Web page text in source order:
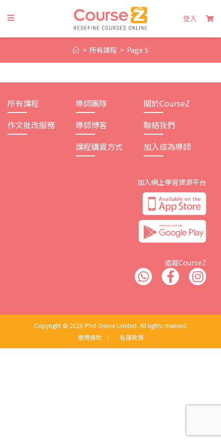
content
登入
> 所有課程 > Page 5
所有課程
作文批改服務
導師團隊
導師博客
課程購買方式
關於CourseZ
聯絡我們
加入成為導師
加入網上學習資源平台
追蹤CourseZ
Copyright © 2026 Phd Online Limited. All rights reserved.
使用條款
丨 私隱政策